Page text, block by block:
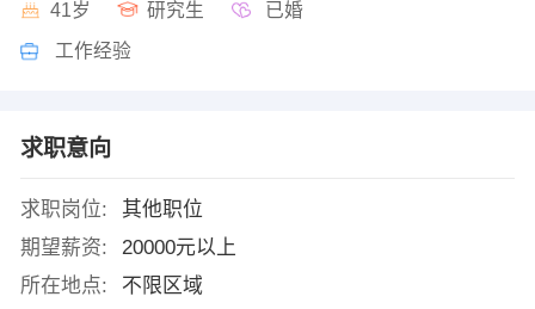
41岁 研究生 已婚
工作经验
求职意向
求职岗位:
其他职位
期望薪资:
20000元以上
所在地点:
不限区域